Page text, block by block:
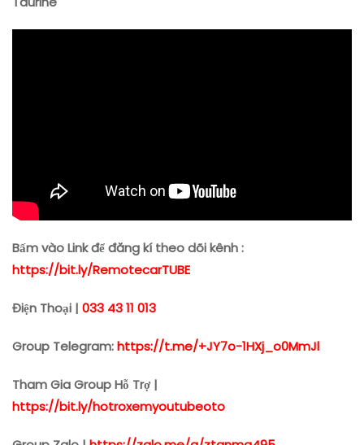
Bấm vào Link để đăng kí theo dõi kênh :
https://bit.ly/RemotecarTUBE
Điện Thoại | 033 43 11 013
Group Telegram:https://t.me/+JY7o-1HXj_o0MmJl
Tham Gia Group Hỗ Trợ |
https://bit.ly/hotroxemyoutubeoto